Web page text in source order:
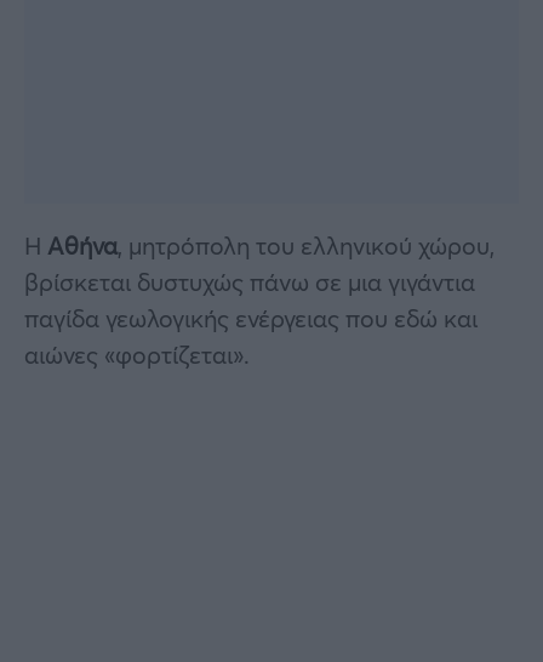
Η Αθήνα, μητρόπολη του ελληνικού χώρου,
βρίσκεται δυστυχώς πάνω σε μια γιγάντια
παγίδα γεωλογικής ενέργειας που εδώ και
αιώνες «φορτίζεται».